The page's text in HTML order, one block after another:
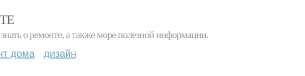
о ремонте, а также море полезной информации.
дома дизайн